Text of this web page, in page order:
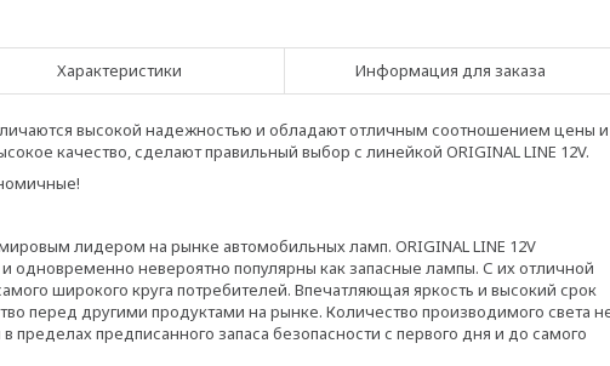
Характеристики Информация для заказа
высокой надежностью и обладают отличным соотношением цены и
качество, сделают правильный выбор с линейкой ORIGINAL LINE 12V.
лидером на рынке автомобильных ламп. ORIGINAL LINE 12V
одновременно невероятно популярны как запасные лампы. С их отличной
широкого круга потребителей. Впечатляющая яркость и высокий срок
перед другими продуктами на рынке. Количество производимого света
предписанного запаса безопасности с первого дня и до самого